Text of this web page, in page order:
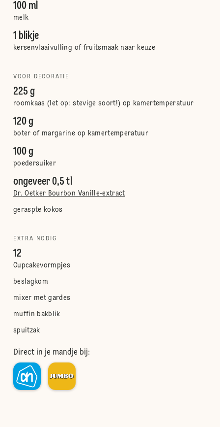
100 ml
melk
1 blikje
kersenvlaaivulling of fruitsmaak naar keuze
VOOR DECORATIE
225 g
roomkaas (let op: stevige soort!) op kamertemperatuur
120 g
boter of margarine op kamertemperatuur
100 g
poedersuiker
ongeveer 0,5 tl
Dr. Oetker Bourbon Vanille-extract
geraspte kokos
EXTRA NODIG
12
Cupcakevormpjes
beslagkom
mixer met gardes
muffin bakblik
spuitzak
Direct in je mandje bij: